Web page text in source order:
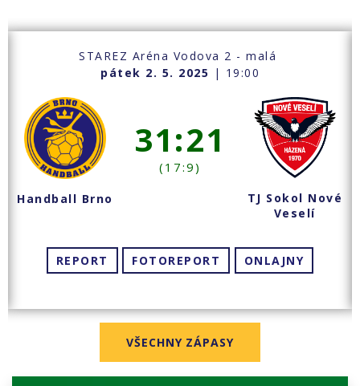
STAREZ Aréna Vodova 2 - malá
pátek 2. 5. 2025 | 19:00
Handball Brno
31:21
(17:9)
TJ Sokol Nové
Veselí
REPORT FOTOREPORT ONLAJNY
VŠECHNY ZÁPASY